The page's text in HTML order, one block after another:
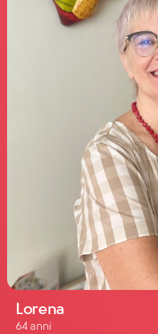
Lorena
64 anni